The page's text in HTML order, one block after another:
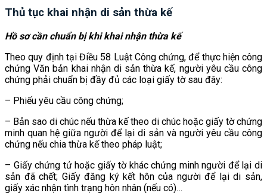
Thủ tục khai nhận di sản thừa kế
Hồ sơ cần chuẩn bị khi khai nhận thừa kế
Theo quy định tại Điều 58 Luật Công chứng, để thực hiện công
chứng Văn bản khai nhận di sản thừa kế, người yêu cầu công
chứng phải chuẩn bị đầy đủ các loại giấy tờ sau đây:
– Phiếu yêu cầu công chứng;
– Bản sao di chúc nếu thừa kế theo di chúc hoặc giấy tờ chứng
minh quan hệ giữa người để lại di sản và người yêu cầu công
chứng nếu chia thừa kế theo pháp luật;
– Giấy chứng tử hoặc giấy tờ khác chứng minh người để lại di
sản đã chết; Giấy đăng ký kết hôn của người để lại di sản,
giấy xác nhận tình trạng hôn nhân (nếu có)…